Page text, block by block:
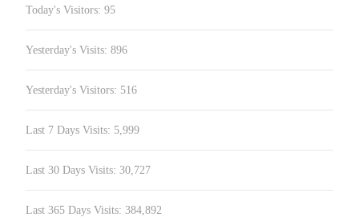
Today's Visitors: 95
Yesterday's Visits: 896
Yesterday's Visitors: 516
Last 7 Days Visits: 5,999
Last 30 Days Visits: 30,727
Last 365 Days Visits: 384,892